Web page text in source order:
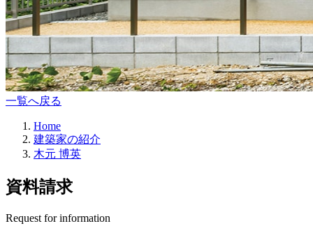
一覧へ戻る
Home
建築家の紹介
木元 博英
資料請求
Request for information